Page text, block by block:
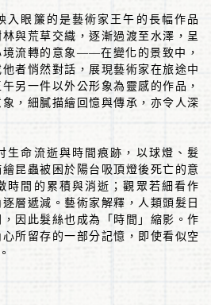
入眼簾的是藝術家王午的長幅作品
林與荒草交織，逐漸過渡至水澤，呈
流轉的意象 ——在變化的景致中，
者悄然對話，展現藝術家在旅途中
另一件以外公形象為靈感的作品，
，細膩描繪回憶與傳承，亦令人深
生命流逝與時間痕跡，以球燈、髮
昆蟲被困於陽台吸頂燈後死亡的意
時間的累積與消逝；觀眾若細看作
層遞減。藝術家解釋，人類頭髮日
因此髮絲也成為「時間」縮影。作
所留存的一部分記憶，即使看似空